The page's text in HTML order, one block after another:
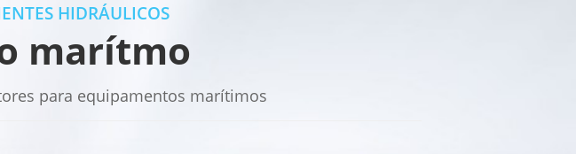
HIDRÁULICOS
marítmo
para equipamentos marítimos